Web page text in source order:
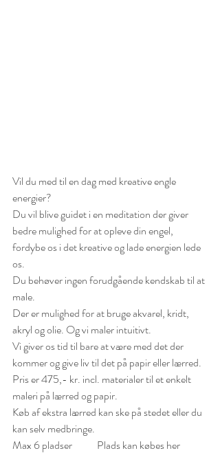
Vil du med til en dag med kreative engle
energier?
Du vil blive guidet i en meditation der giver
bedre mulighed for at opleve din engel,
fordybe os i det kreative og lade energien lede
os.
Du behøver ingen forudgående kendskab til at
male.
Der er mulighed for at bruge akvarel, kridt,
akryl og olie. Og vi maler intuitivt.
Vi giver os tid til bare at være med det der
kommer og give liv til det på papir eller lærred.
Pris er 475,- kr. incl. materialer til et enkelt
maleri på lærred og papir.
Køb af ekstra lærred kan ske på stedet eller du
kan selv medbringe.
Max 6 pladser            Plads kan købes her